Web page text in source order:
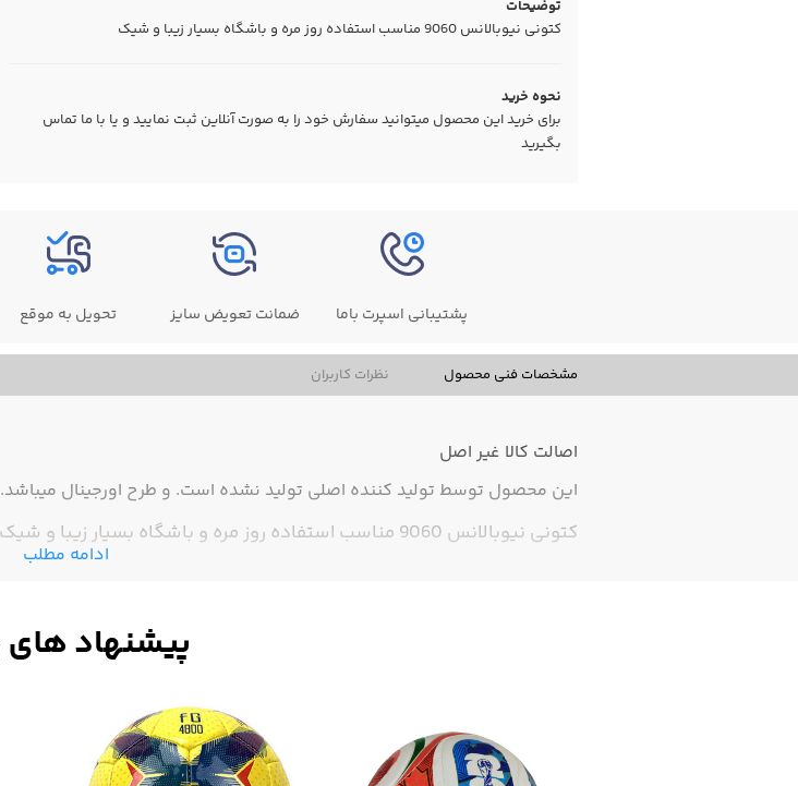
توضیحات
کتونی نیوبالانس 9060 مناسب استفاده روز مره و باشگاه بسیار زیبا و شیک
نحوه خرید
برای خرید این محصول میتوانید سفارش خود را به صورت آنلاین ثبت نمایید و یا با ما تماس
بگیرید
پشتیبانی اسپرت باما ضمانت تعویض سایز تحویل به موقع
مشخصات فنی محصول نظرات کاربران
اصالت کالا غیر اصل
این محصول توسط تولید کننده اصلی تولید نشده است. و طرح اورجینال میباشد.
کتونی نیوبالانس 9060 مناسب استفاده روز مره و باشگاه بسیار زیبا و شیک
ادامه مطلب